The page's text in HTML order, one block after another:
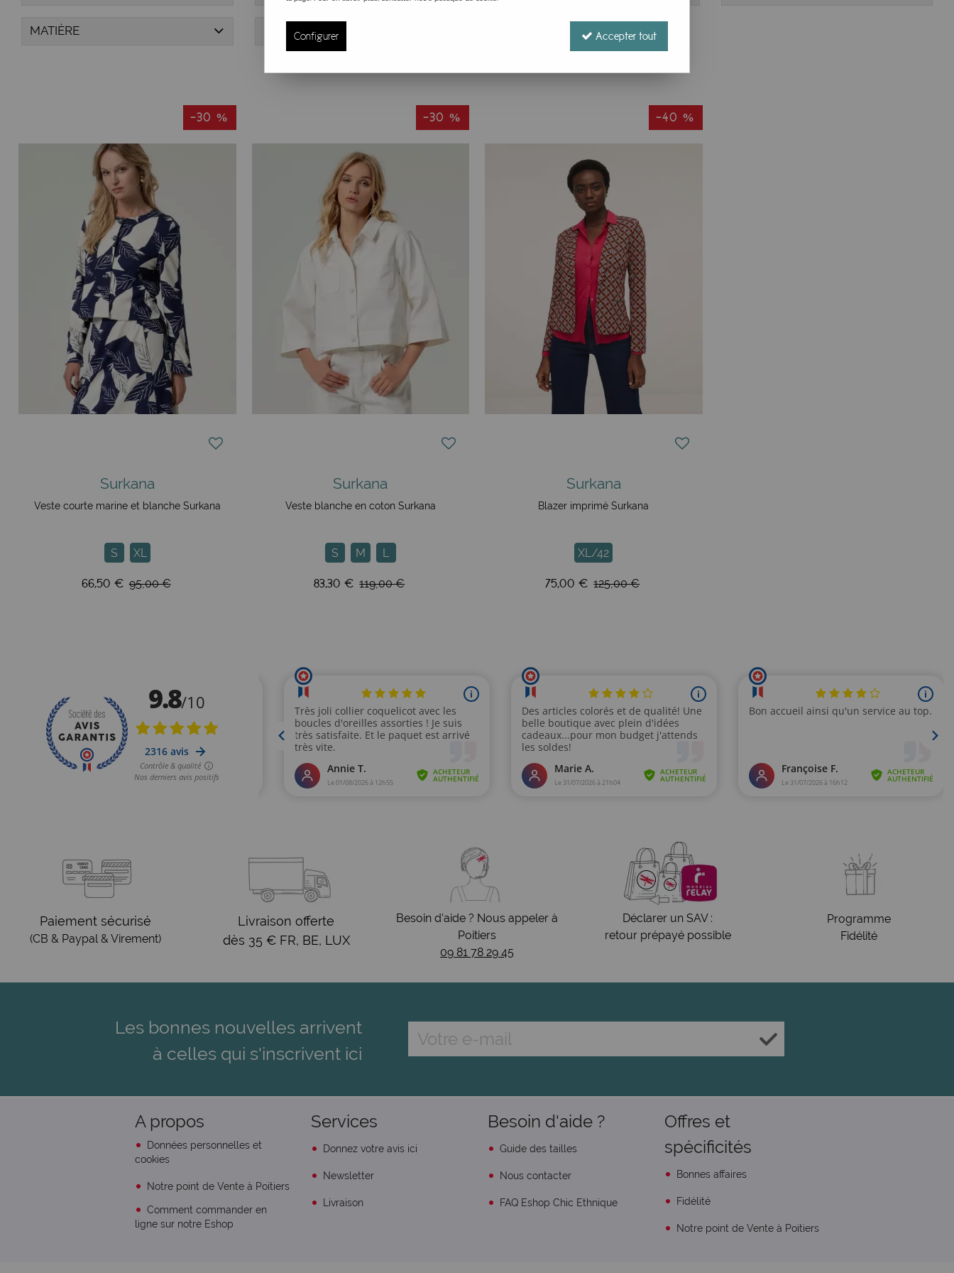
MATIÈRE
-30 %
Surkana
Veste courte marine et blanche Surkana
S XL
66,50 € 95,00 €
-30 %
Surkana
Veste blanche en coton Surkana
S M L
83,30 € 119,00 €
-40 %
Surkana
Blazer imprimé Surkana
XL/42
75,00 € 125,00 €
Paiement sécurisé
(CB & Paypal & Virement)
Livraison offerte
dès 35 € FR, BE, LUX
Besoin d’aide ? Nous appeler à
Poitiers
09 81 78 29 45
Déclarer un SAV :
retour prépayé possible
Programme
Fidélité
Les bonnes nouvelles arrivent
à celles qui s'inscrivent ici
A propos
Données personnelles et
cookies
Notre point de Vente à Poitiers
Comment commander en
ligne sur notre Eshop
Services
Donnez votre avis ici
Newsletter
Livraison
Besoin d'aide ?
Guide des tailles
Nous contacter
FAQ Eshop Chic Ethnique
Offres et
spécificités
Bonnes affaires
Fidélité
Notre point de Vente à Poitiers
Configurer Accepter tout